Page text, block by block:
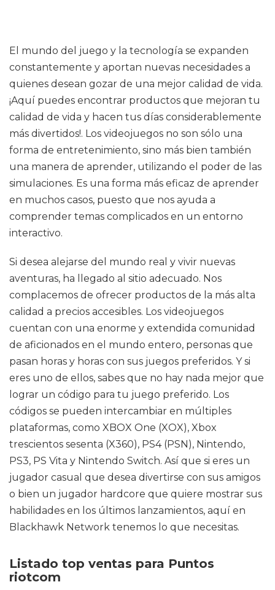
El mundo del juego y la tecnología se expanden
constantemente y aportan nuevas necesidades a
quienes desean gozar de una mejor calidad de vida.
¡Aquí puedes encontrar productos que mejoran tu
calidad de vida y hacen tus días considerablemente
más divertidos!. Los videojuegos no son sólo una
forma de entretenimiento, sino más bien también
una manera de aprender, utilizando el poder de las
simulaciones. Es una forma más eficaz de aprender
en muchos casos, puesto que nos ayuda a
comprender temas complicados en un entorno
interactivo.
Si desea alejarse del mundo real y vivir nuevas
aventuras, ha llegado al sitio adecuado. Nos
complacemos de ofrecer productos de la más alta
calidad a precios accesibles. Los videojuegos
cuentan con una enorme y extendida comunidad
de aficionados en el mundo entero, personas que
pasan horas y horas con sus juegos preferidos. Y si
eres uno de ellos, sabes que no hay nada mejor que
lograr un código para tu juego preferido. Los
códigos se pueden intercambiar en múltiples
plataformas, como XBOX One (XOX), Xbox
trescientos sesenta (X360), PS4 (PSN), Nintendo,
PS3, PS Vita y Nintendo Switch. Así que si eres un
jugador casual que desea divertirse con sus amigos
o bien un jugador hardcore que quiere mostrar sus
habilidades en los últimos lanzamientos, aquí en
Blackhawk Network tenemos lo que necesitas.
Listado top ventas para Puntos
riotcom